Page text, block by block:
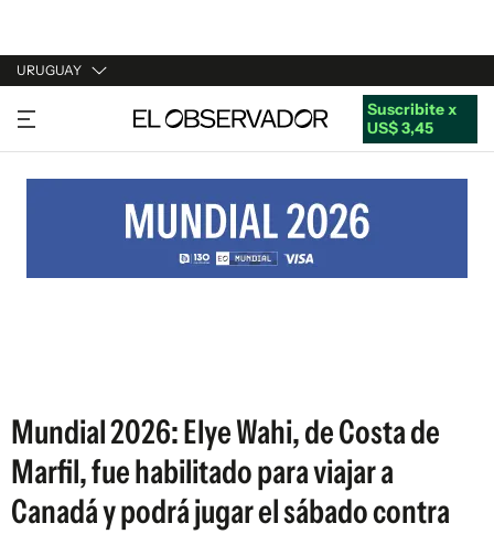
URUGUAY
URUGUAY
ARGENTINA
ESTADOS UNIDOS
Suscribite x
US$ 3,45
Mundial 2026: Elye Wahi, de Costa de
Marfil, fue habilitado para viajar a
Canadá y podrá jugar el sábado contra